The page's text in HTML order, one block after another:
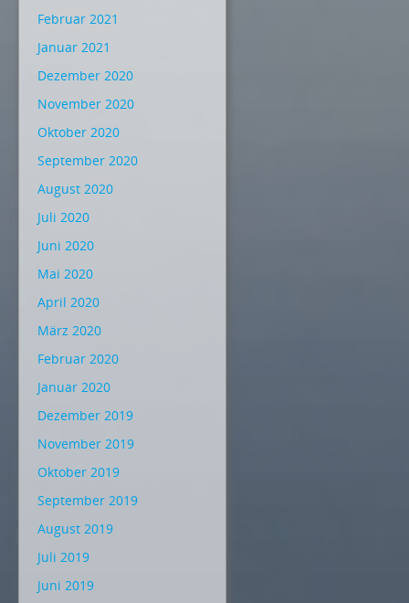
Februar 2021
Januar 2021
Dezember 2020
November 2020
Oktober 2020
September 2020
August 2020
Juli 2020
Juni 2020
Mai 2020
April 2020
März 2020
Februar 2020
Januar 2020
Dezember 2019
November 2019
Oktober 2019
September 2019
August 2019
Juli 2019
Juni 2019